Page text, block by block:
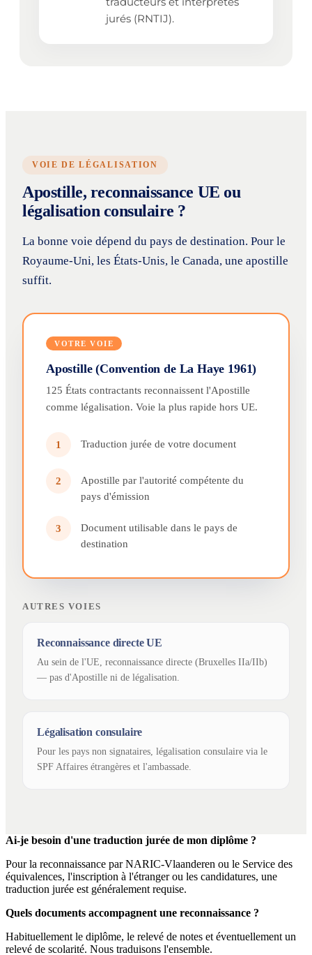
jurés (RNTIJ).
VOIE DE LÉGALISATION
Apostille, reconnaissance UE ou
légalisation consulaire ?
La bonne voie dépend du pays de destination. Pour le
Royaume-Uni, les États-Unis, le Canada, une apostille
suffit.
VOTRE VOIE
Apostille (Convention de La Haye 1961)
125 États contractants reconnaissent l'Apostille
comme légalisation. Voie la plus rapide hors UE.
1 Traduction jurée de votre document
2
Apostille par l'autorité compétente du
pays d'émission
3
Document utilisable dans le pays de
destination
AUTRES VOIES
Reconnaissance directe UE
Au sein de l'UE, reconnaissance directe (Bruxelles IIa/IIb)
— pas d'Apostille ni de légalisation.
Légalisation consulaire
Pour les pays non signataires, légalisation consulaire via le
SPF Affaires étrangères et l'ambassade.
Ai-je besoin d'une traduction jurée de mon diplôme ?
Pour la reconnaissance par NARIC-Vlaanderen ou le Service des
équivalences, l'inscription à l'étranger ou les candidatures, une
traduction jurée est généralement requise.
Quels documents accompagnent une reconnaissance ?
Habituellement le diplôme, le relevé de notes et éventuellement un
relevé de scolarité. Nous traduisons l'ensemble.